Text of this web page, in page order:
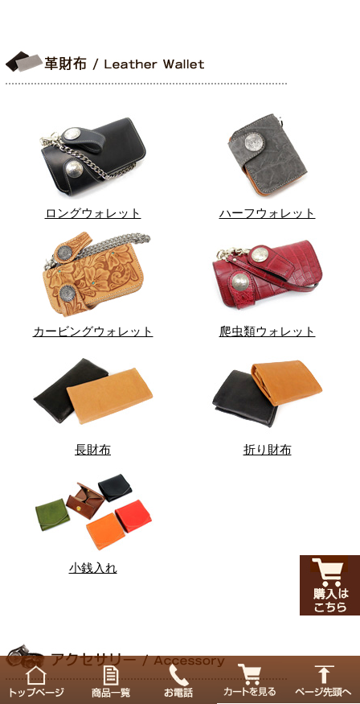
ロングウォレット ハーフウォレット
カービングウォレット 爬虫類ウォレット
長財布 折り財布
小銭入れ